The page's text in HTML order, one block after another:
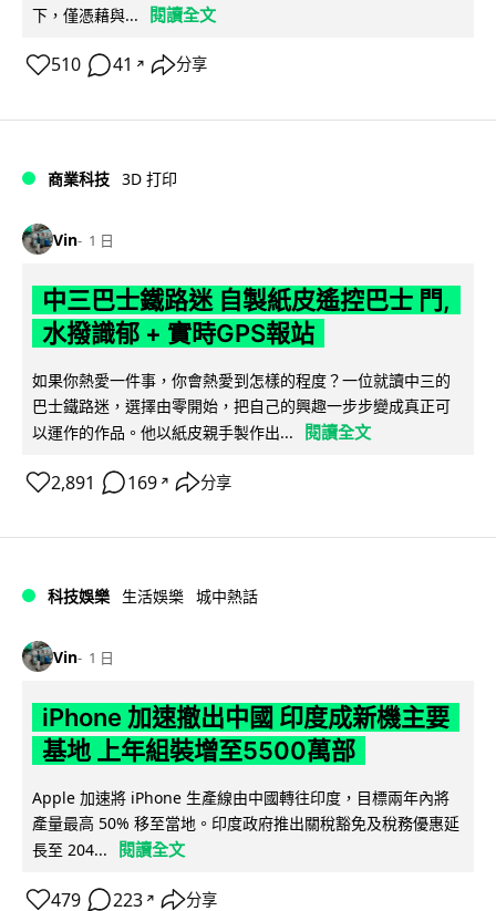
下，僅憑藉與... 閱讀全文
510 41 ↗ 分享
商業科技 3D 打印
Vin 1 日
中三巴士鐵路迷 自製紙皮遙控巴士 門,
水撥識郁 + 實時GPS報站
如果你熱愛一件事，你會熱愛到怎樣的程度？一位就讀中三的
巴士鐵路迷，選擇由零開始，把自己的興趣一步步變成真正可
以運作的作品。他以紙皮親手製作出...
閱讀全文
2,891 169 ↗ 分享
科技娛樂 生活娛樂 城中熱話
Vin 1 日
iPhone 加速撤出中國 印度成新機主要
基地 上年組裝增至5500萬部
Apple 加速將 iPhone 生產線由中國轉往印度，目標兩年內將
產量最高 50% 移至當地。印度政府推出關稅豁免及稅務優惠延
長至 204...
閱讀全文
479 223 ↗ 分享